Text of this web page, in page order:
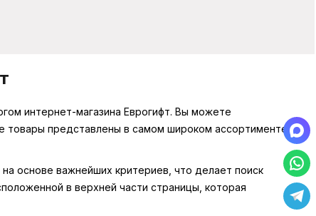
интернет-магазина Еврогифт. Вы можете
товары представлены в самом широком ассортименте,
основе важнейших критериев, что делает поиск
в верхней части страницы, которая